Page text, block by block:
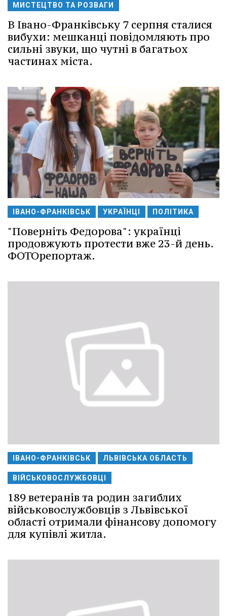
МИСТЕЦТВО ТА РОЗВАГИ
В Івано-Франківську 7 серпня сталися
вибухи: мешканці повідомляють про
сильні звуки, що чутні в багатьох
частинах міста.
ІВАНО-ФРАНКІВСЬК УКРАЇНЦІ ПОЛІТИКА
"Поверніть Федорова": українці
продовжують протести вже 23-й день.
ФОТОрепортаж.
ІВАНО-ФРАНКІВСЬК ЛЬВІВСЬКА ОБЛАСТЬ
ВІЙСЬКОВОСЛУЖБОВЦІ
189 ветеранів та родин загиблих
військовослужбовців з Львівської
області отримали фінансову допомогу
для купівлі житла.